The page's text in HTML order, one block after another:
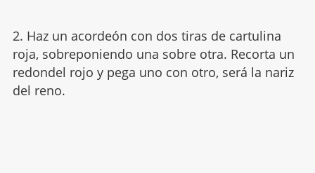
2. Haz un acordeón con dos tiras de cartulina
roja, sobreponiendo una sobre otra. Recorta un
redondel rojo y pega uno con otro, será la nariz
del reno.